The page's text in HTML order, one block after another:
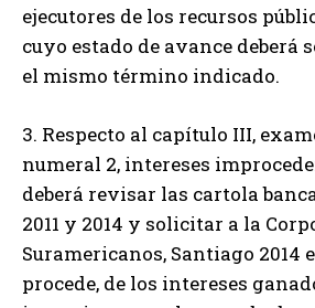
ejecutores de los recursos
cuyo estado de avance deberá
el mismo término indicado.
3. Respecto al capítulo III,
numeral 2, intereses
deberá revisar las cartola
2011 y 2014 y solicitar a la
Suramericanos, Santiago 2014
procede, de los intereses